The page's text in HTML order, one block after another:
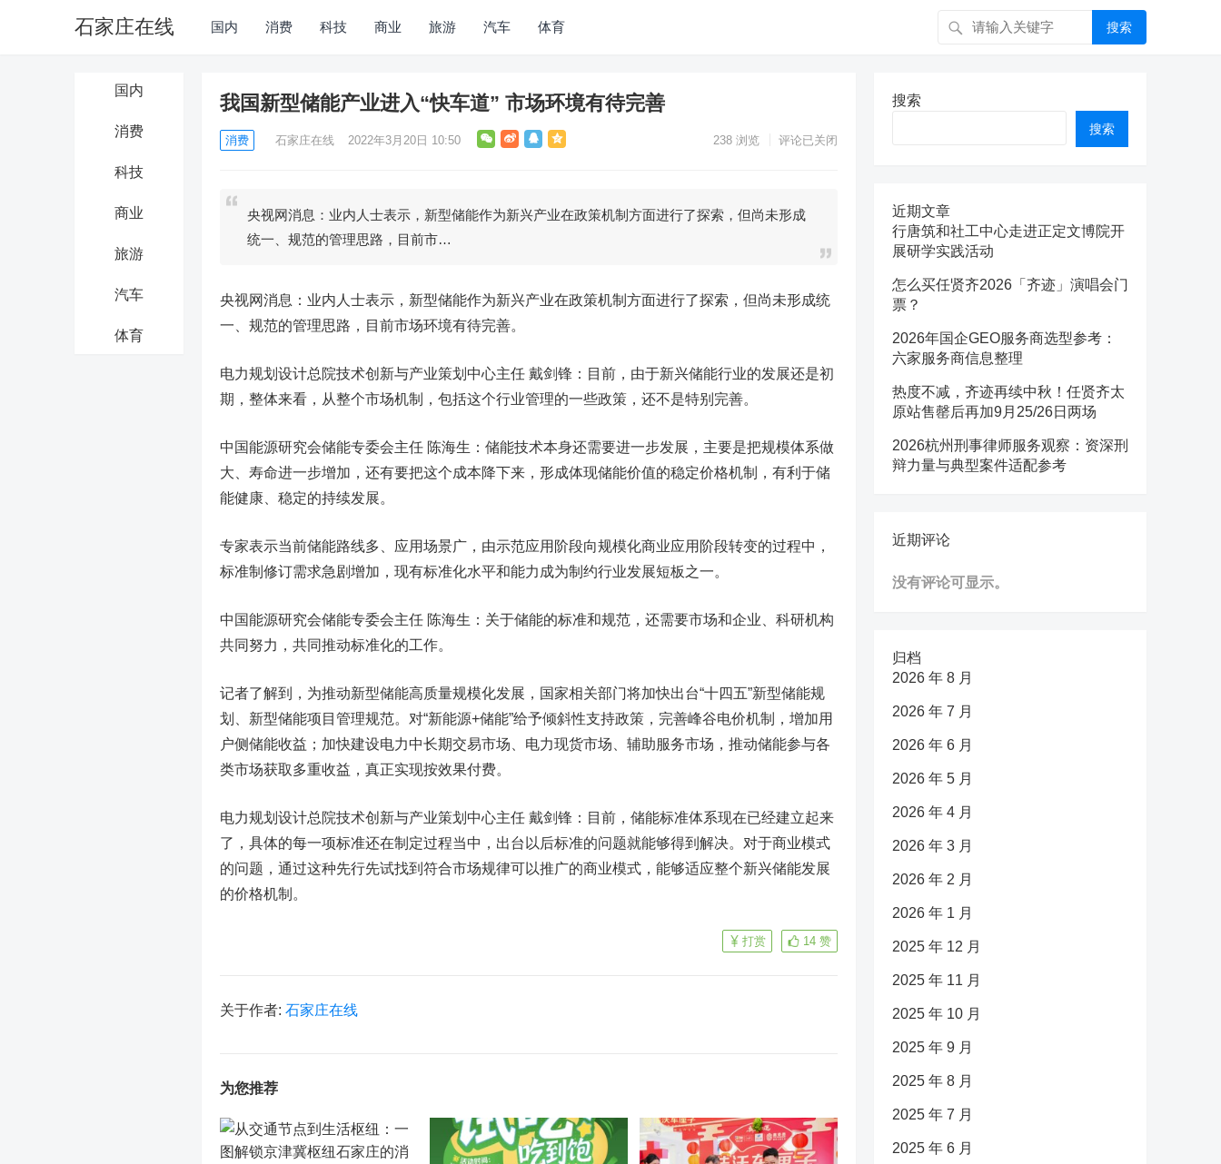
石家庄在线 国内 消费 科技 商业 旅游 汽车 体育 搜索
国内
消费
科技
商业
旅游
汽车
体育
我国新型储能产业进入“快车道” 市场环境有待完善
消费 石家庄在线 2022年3月20日 10:50 238 浏览 评论已关闭
央视网消息：业内人士表示，新型储能作为新兴产业在政策机制方面进行了探索，但尚未形成
统一、规范的管理思路，目前市…
央视网消息：业内人士表示，新型储能作为新兴产业在政策机制方面进行了探索，但尚未形成统
一、规范的管理思路，目前市场环境有待完善。
电力规划设计总院技术创新与产业策划中心主任 戴剑锋：目前，由于新兴储能行业的发展还是初
期，整体来看，从整个市场机制，包括这个行业管理的一些政策，还不是特别完善。
中国能源研究会储能专委会主任 陈海生：储能技术本身还需要进一步发展，主要是把规模体系做
大、寿命进一步增加，还有要把这个成本降下来，形成体现储能价值的稳定价格机制，有利于储
能健康、稳定的持续发展。
专家表示当前储能路线多、应用场景广，由示范应用阶段向规模化商业应用阶段转变的过程中，
标准制修订需求急剧增加，现有标准化水平和能力成为制约行业发展短板之一。
中国能源研究会储能专委会主任 陈海生：关于储能的标准和规范，还需要市场和企业、科研机构
共同努力，共同推动标准化的工作。
记者了解到，为推动新型储能高质量规模化发展，国家相关部门将加快出台“十四五”新型储能规
划、新型储能项目管理规范。对“新能源+储能”给予倾斜性支持政策，完善峰谷电价机制，增加用
户侧储能收益；加快建设电力中长期交易市场、电力现货市场、辅助服务市场，推动储能参与各
类市场获取多重收益，真正实现按效果付费。
电力规划设计总院技术创新与产业策划中心主任 戴剑锋：目前，储能标准体系现在已经建立起来
了，具体的每一项标准还在制定过程当中，出台以后标准的问题就能够得到解决。对于商业模式
的问题，通过这种先行先试找到符合市场规律可以推广的商业模式，能够适应整个新兴储能发展
的价格机制。
14 赞
打赏
关于作者: 石家庄在线
为您推荐
搜索
搜索
近期文章
行唐筑和社工中心走进正定文博院开
展研学实践活动
怎么买任贤齐2026「齐迹」演唱会门
票？
2026年国企GEO服务商选型参考：
六家服务商信息整理
热度不减，齐迹再续中秋！任贤齐太
原站售罄后再加9月25/26日两场
2026杭州刑事律师服务观察：资深刑
辩力量与典型案件适配参考
近期评论
没有评论可显示。
归档
2026 年 8 月
2026 年 7 月
2026 年 6 月
2026 年 5 月
2026 年 4 月
2026 年 3 月
2026 年 2 月
2026 年 1 月
2025 年 12 月
2025 年 11 月
2025 年 10 月
2025 年 9 月
2025 年 8 月
2025 年 7 月
2025 年 6 月